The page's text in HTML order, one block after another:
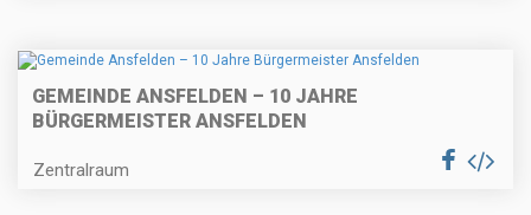
GEMEINDE ANSFELDEN – 10 JAHRE
BÜRGERMEISTER ANSFELDEN
Zentralraum